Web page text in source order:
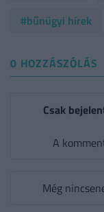
#bűnügyi hírek
0 HOZZÁSZÓLÁS
Csak
A
Még